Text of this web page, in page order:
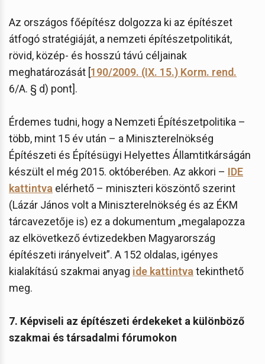
Az országos főépítész dolgozza ki az építészet
átfogó stratégiáját, a nemzeti építészetpolitikát,
rövid, közép- és hosszú távú céljainak
meghatározását [190/2009. (IX. 15.) Korm. rend.
6/A. § d) pont].
Érdemes tudni, hogy a Nemzeti Építészetpolitika –
több, mint 15 év után – a Miniszterelnökség
Építészeti és Építésügyi Helyettes Államtitkárságán
készült el még 2015. októberében. Az akkori – IDE
kattintva elérhető – miniszteri köszöntő szerint
(Lázár János volt a Miniszterelnökség és az ÉKM
tárcavezetője is) ez a dokumentum „megalapozza
az elkövetkező évtizedekben Magyarország
építészeti irányelveit”. A 152 oldalas, igényes
kialakítású szakmai anyag ide kattintva tekinthető
meg.
7. Képviseli az építészeti érdekeket a különböző
szakmai és társadalmi fórumokon